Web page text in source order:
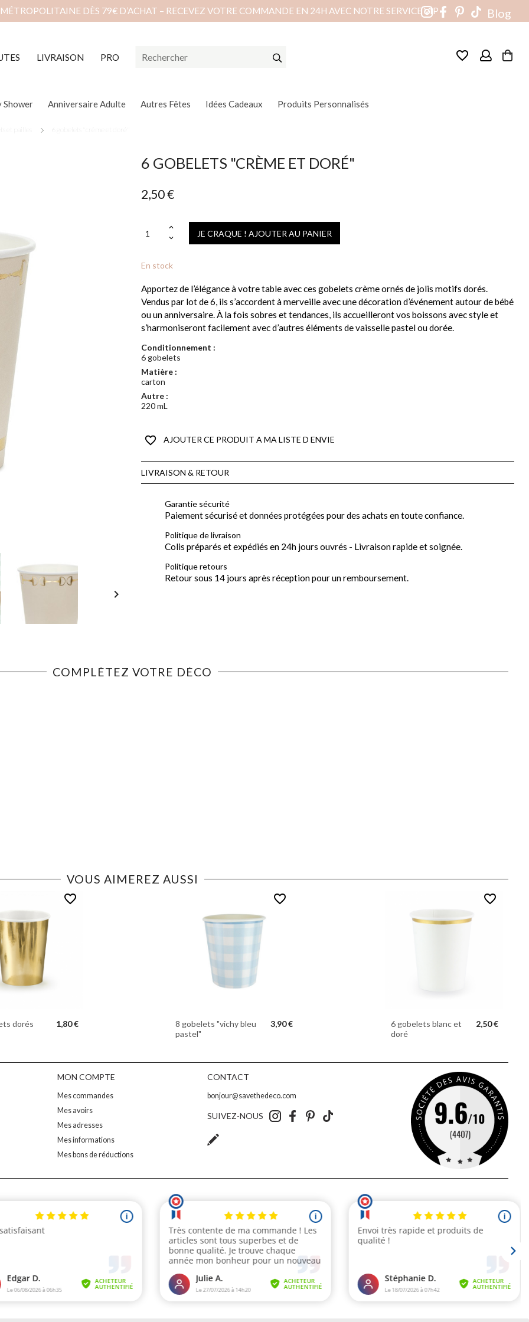
Blog
DÈS 79€ D’ACHAT – RECEVEZ VOTRE COMMANDE EN 24H AVEC NOTRE SERVICE VIP
LIVRAISON PRO favorite_border
Shower Anniversaire Adulte Autres Fêtes Idées Cadeaux Produits Personnalisés
et pailles 6 gobelets "crème et doré"

6 GOBELETS "CRÈME ET DORÉ"
2,50 €
JE CRAQUE ! AJOUTER AU PANIER
En stock
Apportez de l’élégance à votre table avec ces gobelets crème ornés de jolis motifs dorés.
Vendus par lot de 6, ils s’accordent à merveille avec une décoration d’événement autour de bébé
ou un anniversaire. À la fois sobres et tendances, ils accueilleront vos boissons avec style et
s’harmoniseront facilement avec d’autres éléments de vaisselle pastel ou dorée.
Conditionnement :
6 gobelets
Matière :
carton
Autre :
220 mL
favorite_border AJOUTER CE PRODUIT A MA LISTE D ENVIE
LIVRAISON & RETOUR
Garantie sécurité
Paiement sécurisé et données protégées pour des achats en toute confiance.
Politique de livraison
Colis préparés et expédiés en 24h jours ouvrés - Livraison rapide et soignée.
Politique retours
Retour sous 14 jours après réception pour un remboursement.
COMPLÉTEZ VOTRE DÉCO
VOUS AIMEREZ AUSSI
favorite_border
dorés 1,80 €
favorite_border
8 gobelets "vichy bleu
pastel"
3,90 €
favorite_border
6 gobelets blanc et
doré
2,50 €
MON COMPTE
Mes commandes
Mes avoirs
Mes adresses
Mes informations
Mes bons de réductions
CONTACT
bonjour@savethedeco.com
SUIVEZ-NOUS